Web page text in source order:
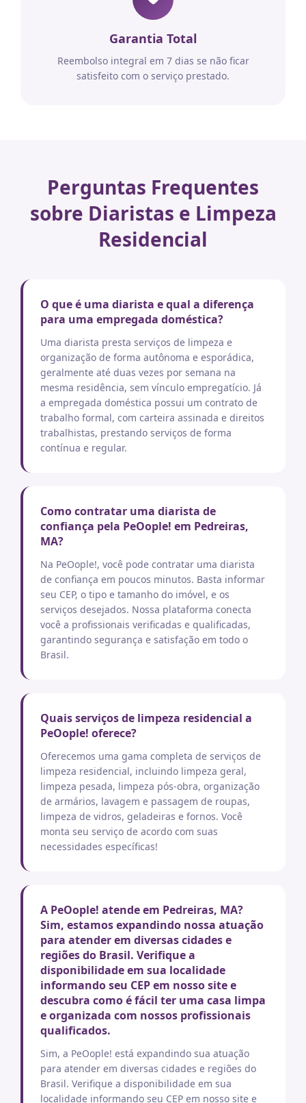
Garantia Total
Reembolso integral em 7 dias se não ficar
satisfeito com o serviço prestado.
Perguntas Frequentes
sobre Diaristas e Limpeza
Residencial
O que é uma diarista e qual a diferença
para uma empregada doméstica?
Uma diarista presta serviços de limpeza e
organização de forma autônoma e esporádica,
geralmente até duas vezes por semana na
mesma residência, sem vínculo empregatício. Já
a empregada doméstica possui um contrato de
trabalho formal, com carteira assinada e direitos
trabalhistas, prestando serviços de forma
contínua e regular.
Como contratar uma diarista de
confiança pela PeOople! em Pedreiras,
MA?
Na PeOople!, você pode contratar uma diarista
de confiança em poucos minutos. Basta informar
seu CEP, o tipo e tamanho do imóvel, e os
serviços desejados. Nossa plataforma conecta
você a profissionais verificadas e qualificadas,
garantindo segurança e satisfação em todo o
Brasil.
Quais serviços de limpeza residencial a
PeOople! oferece?
Oferecemos uma gama completa de serviços de
limpeza residencial, incluindo limpeza geral,
limpeza pesada, limpeza pós-obra, organização
de armários, lavagem e passagem de roupas,
limpeza de vidros, geladeiras e fornos. Você
monta seu serviço de acordo com suas
necessidades específicas!
A PeOople! atende em Pedreiras, MA?
Sim, estamos expandindo nossa atuação
para atender em diversas cidades e
regiões do Brasil. Verifique a
disponibilidade em sua localidade
informando seu CEP em nosso site e
descubra como é fácil ter uma casa limpa
e organizada com nossos profissionais
qualificados.
Sim, a PeOople! está expandindo sua atuação
para atender em diversas cidades e regiões do
Brasil. Verifique a disponibilidade em sua
localidade informando seu CEP em nosso site e